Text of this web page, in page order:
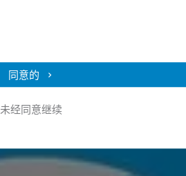
同意的
未经同意继续